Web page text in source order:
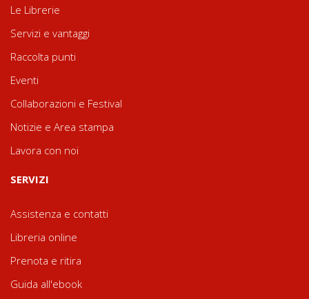
Le Librerie
Servizi e vantaggi
Raccolta punti
Eventi
Collaborazioni e Festival
Notizie e Area stampa
Lavora con noi
SERVIZI
Assistenza e contatti
Libreria online
Prenota e ritira
Guida all'ebook